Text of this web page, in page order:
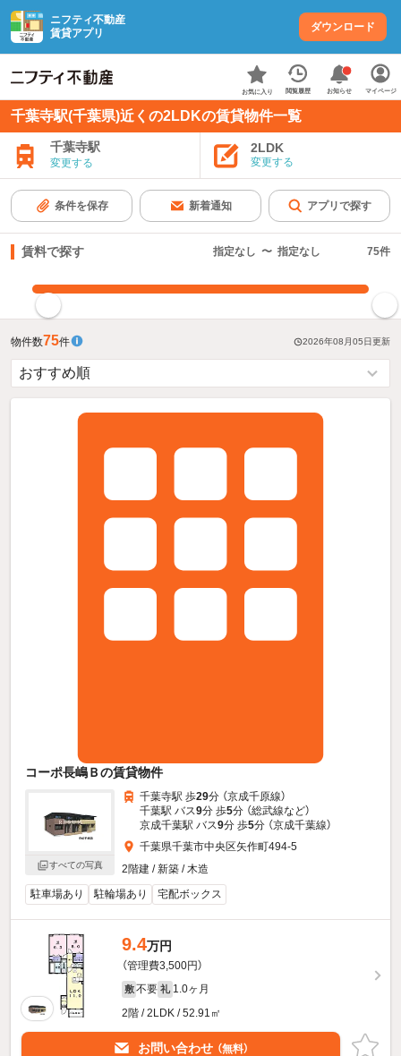
ニフティ不動産
賃貸アプリ
ダウンロード
お気に入り 閲覧履歴 お知らせ マイページ
千葉寺駅(千葉県)近くの2LDKの賃貸物件一覧
千葉寺駅
変更する
2LDK
変更する
条件を保存 新着通知 アプリで探す
賃料で探す 指定なし 〜 指定なし 75件
物件数75件 2026年08月05日更新
コーポ長嶋Ｂの賃貸物件
すべての写真
千葉寺駅 歩29分 （京成千原線）
千葉駅 バス9分 歩5分 （総武線など）
京成千葉駅 バス9分 歩5分 （京成千葉線）
千葉県千葉市中央区矢作町494-5
2階建 / 新築 / 木造
駐車場あり
駐輪場あり 宅配ボックス
9.4万円
（管理費3,500円）
敷 不要 礼 1.0ヶ月
2階 / 2LDK / 52.91㎡
お問い合わせ （無料）